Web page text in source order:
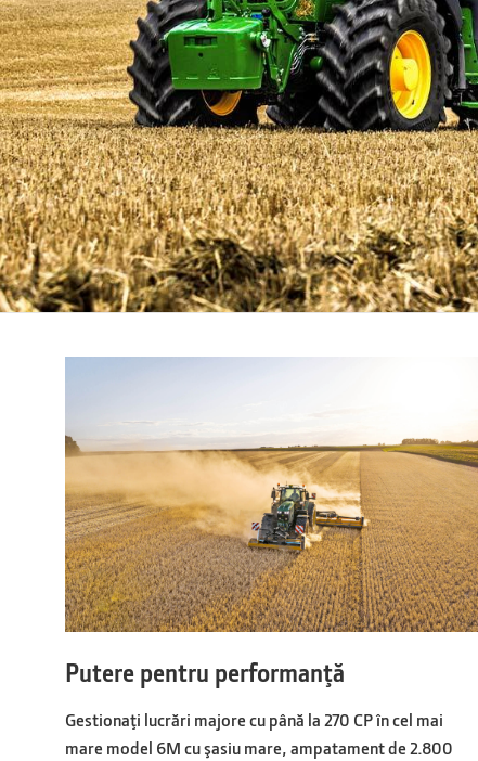
Putere pentru performanţă
Gestionaţi lucrări majore cu până la 270 CP în cel mai
mare model 6M cu şasiu mare, ampatament de 2.800